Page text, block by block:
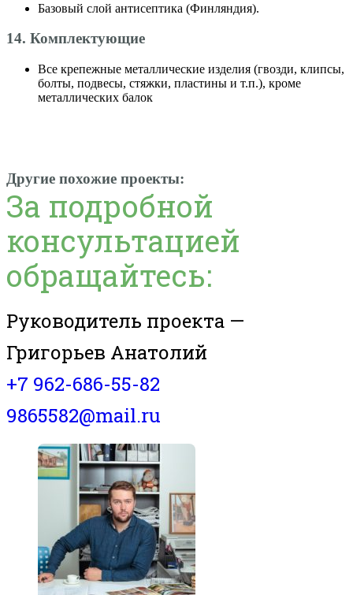
Базовый слой антисептика (Финляндия).
14. Комплектующие
Все крепежные металлические изделия (гвозди, клипсы,
болты, подвесы, стяжки, пластины и т.п.), кроме
металлических балок
Другие похожие проекты:
За подробной
консультацией
обращайтесь:
Руководитель проекта —
Григорьев Анатолий
+7 962-686-55-82
9865582@mail.ru